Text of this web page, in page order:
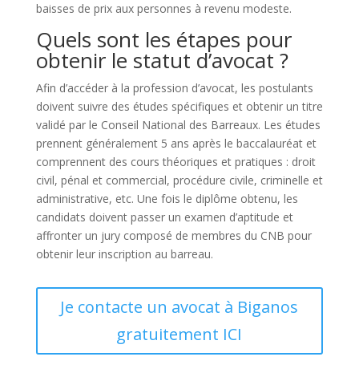
baisses de prix aux personnes à revenu modeste.
Quels sont les étapes pour
obtenir le statut d’avocat ?
Afin d’accéder à la profession d’avocat, les postulants
doivent suivre des études spécifiques et obtenir un titre
validé par le Conseil National des Barreaux. Les études
prennent généralement 5 ans après le baccalauréat et
comprennent des cours théoriques et pratiques : droit
civil, pénal et commercial, procédure civile, criminelle et
administrative, etc. Une fois le diplôme obtenu, les
candidats doivent passer un examen d’aptitude et
affronter un jury composé de membres du CNB pour
obtenir leur inscription au barreau.
Je contacte un avocat à Biganos
gratuitement ICI